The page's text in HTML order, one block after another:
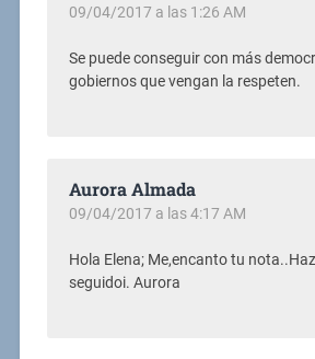
09/04/2017 a las 1:26 AM
Se puede conseguir con más
gobiernos que vengan la respeten.
Aurora Almada
09/04/2017 a las 4:17 AM
Hola Elena; Me,encanto tu
seguidoi. Aurora